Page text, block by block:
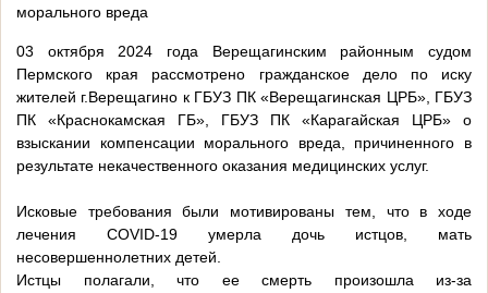
морального вреда
03 октября 2024 года Верещагинским районным судом
Пермского края рассмотрено гражданское дело по иску
жителей г.Верещагино к ГБУЗ ПК «Верещагинская ЦРБ», ГБУЗ
ПК «Краснокамская ГБ», ГБУЗ ПК «Карагайская ЦРБ» о
взыскании компенсации морального вреда, причиненного в
результате некачественного оказания медицинских услуг.
Исковые требования были мотивированы тем, что в ходе
лечения COVID-19 умерла дочь истцов, мать
несовершеннолетних детей.
Истцы полагали, что ее смерть произошла из-за